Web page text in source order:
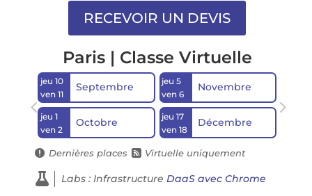
Paris | Classe Virtuelle
jeu 10
ven 11
Septembre
jeu 1
ven 2
Octobre
jeu 5
ven 6
Novembre
jeu 17
ven 18
Décembre
 Dernières places  Virtuelle uniquement
 Labs : Infrastructure DaaS avec Chrome